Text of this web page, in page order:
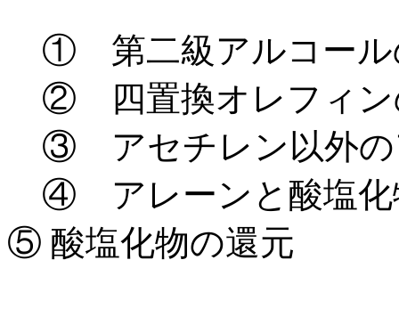
① 第二級アルコール
② 四置換オレフィン
③ アセチレン以外の
④ アレーンと酸塩化
⑤ 酸塩化物の還元